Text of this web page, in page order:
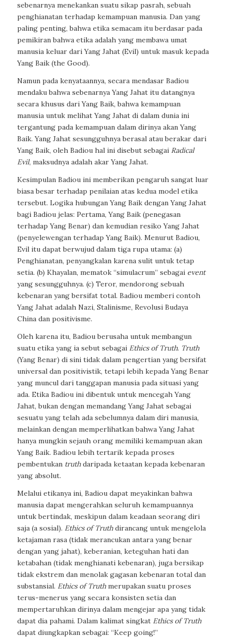
sebenarnya menekankan suatu sikap pasrah, sebuah
penghianatan terhadap kemampuan manusia. Dan yang
paling penting, bahwa etika semacam itu berdasar pada
pemikiran bahwa etika adalah yang membawa umat
manusia keluar dari Yang Jahat (Evil) untuk masuk kepada
Yang Baik (the Good).
Namun pada kenyataannya, secara mendasar Badiou
mendaku bahwa sebenarnya Yang Jahat itu datangnya
secara khusus dari Yang Baik, bahwa kemampuan
manusia untuk melihat Yang Jahat di dalam dunia ini
tergantung pada kemampuan dalam dirinya akan Yang
Baik. Yang Jahat sesungguhnya berasal atau berakar dari
Yang Baik, oleh Badiou hal ini disebut sebagai Radical
Evil, maksudnya adalah akar Yang Jahat.
Kesimpulan Badiou ini memberikan pengaruh sangat luar
biasa besar terhadap penilaian atas kedua model etika
tersebut. Logika hubungan Yang Baik dengan Yang Jahat
bagi Badiou jelas: Pertama, Yang Baik (penegasan
terhadap Yang Benar) dan kemudian resiko Yang Jahat
(penyelewengan terhadap Yang Baik). Menurut Badiou,
Evil itu dapat berwujud dalam tiga rupa utama: (a)
Penghianatan, penyangkalan karena sulit untuk tetap
setia. (b) Khayalan, mematok “simulacrum” sebagai event
yang sesungguhnya. (c) Teror, mendorong sebuah
kebenaran yang bersifat total. Badiou memberi contoh
Yang Jahat adalah Nazi, Stalinisme, Revolusi Budaya
China dan positivisme.
Oleh karena itu, Badiou berusaha untuk membangun
suatu etika yang ia sebut sebagai Ethics of Truth. Truth
(Yang Benar) di sini tidak dalam pengertian yang bersifat
universal dan positivistik, tetapi lebih kepada Yang Benar
yang muncul dari tanggapan manusia pada situasi yang
ada. Etika Badiou ini dibentuk untuk mencegah Yang
Jahat, bukan dengan memandang Yang Jahat sebagai
sesuatu yang telah ada sebelumnya dalam diri manusia,
melainkan dengan memperlihatkan bahwa Yang Jahat
hanya mungkin sejauh orang memiliki kemampuan akan
Yang Baik. Badiou lebih tertarik kepada proses
pembentukantruthdaripada ketaatan kepada kebenaran
yang absolut.
Melalui etikanya ini, Badiou dapat meyakinkan bahwa
manusia dapat mengerahkan seluruh kemampuannya
untuk bertindak, meskipun dalam keadaan seorang diri
saja (a sosial). Ethics of Truthdirancang untuk mengelola
ketajaman rasa (tidak merancukan antara yang benar
dengan yang jahat), keberanian, keteguhan hati dan
ketabahan (tidak menghianati kebenaran), juga bersikap
tidak ekstrem dan menolak gagasan kebenaran total dan
substansial. Ethics of Truthmerupakan suatu proses
terus-menerus yang secara konsisten setia dan
mempertaruhkan dirinya dalam mengejar apa yang tidak
dapat dia pahami. Dalam kalimat singkat Ethics of Truth
dapat diungkapkan sebagai: “Keep going!”